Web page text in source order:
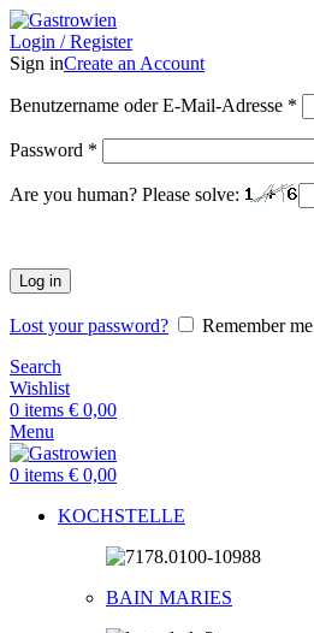
Login / Register
Sign inCreate an Account
Benutzername oder E-Mail-Adresse *
Password *
Are you human? Please solve:
Log in
Lost your password?
Remember me
Search
Wishlist
0 items € 0,00
Menu
0 items € 0,00
KOCHSTELLE
BAIN MARIES